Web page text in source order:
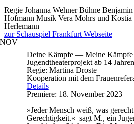
RegieJohanna WehnerBühne Benjamin
Hofmann Musik Vera Mohrs und Kostia
Herlemann
zur Schauspiel Frankfurt Webseite
NOV
Deine Kämpfe — Meine Kämpfe
Jugendtheaterprojekt ab 14 Jahren
Regie: Martina Droste
Kooperation mit dem
Details
Premiere: 18. November 2023
»Jeder Mensch weiß, was
Gerechtigkeit.« sagt M., ein